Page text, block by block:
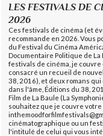
LES FESTIVALS DE
2026
Ces festivals de cinéma (et
recommande en 2026. Vous
du Festival du Cinéma
Documentaire Politique de La
festivals de cinéma, je
consacré un recueil de
38, 2016), et deux romans
dans l'âme, Éditions du 38,
Film de La Baule (La
souhaitez que je couvre votre
cinématographique ou un
l'intitulé de celui qui vous